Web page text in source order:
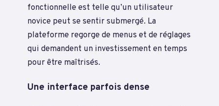
fonctionnelle est telle qu’un utilisateur
novice peut se sentir submergé. La
plateforme regorge de menus et de réglages
qui demandent un investissement en temps
pour être maîtrisés.
Une interface parfois dense